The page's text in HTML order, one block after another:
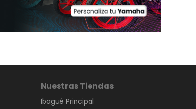
Nuestras Tiendas
Ibagué Principal